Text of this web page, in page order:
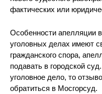
фактических или
Особенности апелляции
уголовных делах имеют
гражданского спора,
подавать в городской
уголовное дело, то
обратиться в Мосгорсуд.